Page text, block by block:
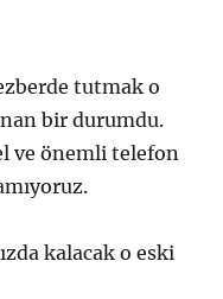
tutmak o
bir durumdu.
ve önemli telefon
kalacak o eski